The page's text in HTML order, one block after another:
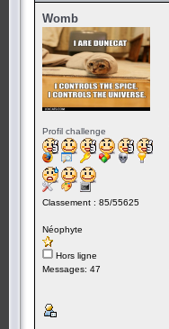
Womb
Profil challenge
Classement : 85/55625
Néophyte
Hors ligne
Messages: 47